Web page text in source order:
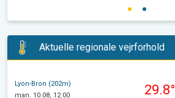
Aktuelle regionale vejrforhold
Lyon-Bron (202m)
man. 10.08, 12.00
29.8°